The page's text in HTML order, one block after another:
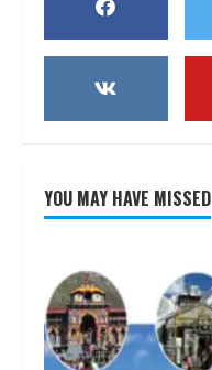
YOU MAY HAVE MISSED